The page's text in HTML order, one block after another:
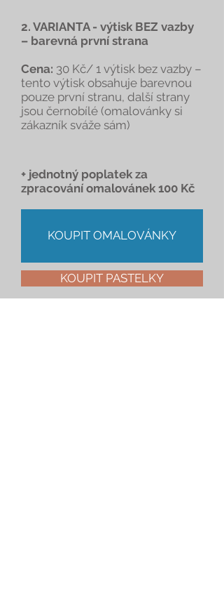
2. VARIANTA - výtisk BEZ vazby
– barevná první strana
Cena: 30 Kč/ 1 výtisk bez vazby –
tento výtisk obsahuje barevnou
pouze první stranu, další strany
jsou černobílé (omalovánky si
zákazník sváže sám)
+ jednotný poplatek za
zpracování omalovánek 100 Kč
KOUPIT OMALOVÁNKY
KOUPIT PASTELKY